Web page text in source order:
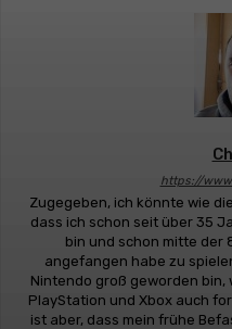
https://
Zugegeben, ich könnte wie
dass ich schon seit über 35
bin und schon mitte der
angefangen habe zu
Nintendo groß geworden bin,
PlayStation und Xbox auch
ist aber, dass mein frühe